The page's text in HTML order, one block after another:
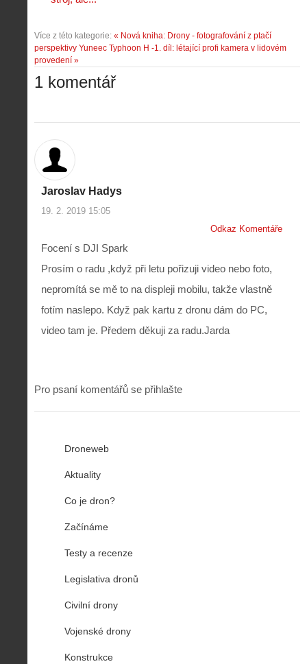
Více z této kategorie: « Nová kniha: Drony - fotografování z ptačí
perspektivy Yuneec Typhoon H -1. díl: létající profi kamera v lidovém
provedení »
1 komentář
Jaroslav Hadys
19. 2. 2019 15:05
Odkaz Komentáře
Focení s DJI Spark
Prosím o radu ,když při letu pořizuji video nebo foto,
nepromítá se mě to na displeji mobilu, takže vlastně
fotím naslepo. Když pak kartu z dronu dám do PC,
video tam je. Předem děkuji za radu.Jarda
Pro psaní komentářů se přihlašte
Droneweb
Aktuality
Co je dron?
Začínáme
Testy a recenze
Legislativa dronů
Civilní drony
Vojenské drony
Konstrukce